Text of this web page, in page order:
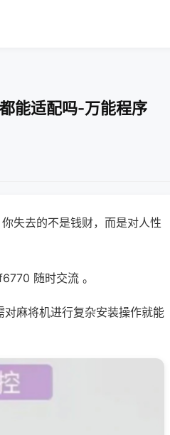
能适配吗-万能程序
失去的不是钱财，而是对人性
随时交流 。
麻将机进行复杂安装操作就能